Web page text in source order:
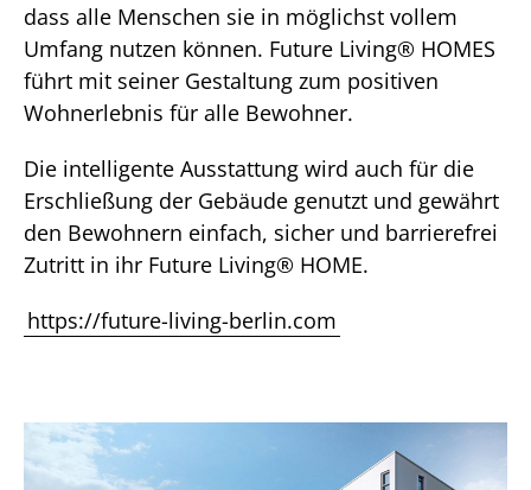
dass alle Menschen sie in möglichst vollem
Umfang nutzen können. Future Living® HOMES
führt mit seiner Gestaltung zum positiven
Wohnerlebnis für alle Bewohner.
Die intelligente Ausstattung wird auch für die
Erschließung der Gebäude genutzt und gewährt
den Bewohnern einfach, sicher und barrierefrei
Zutritt in ihr Future Living® HOME.
https://future-living-berlin.com